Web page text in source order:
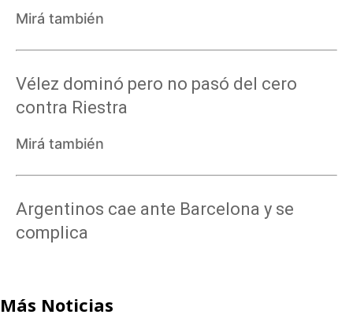
Mirá también
Vélez dominó pero no pasó del cero
contra Riestra
Mirá también
Argentinos cae ante Barcelona y se
complica
Más Noticias